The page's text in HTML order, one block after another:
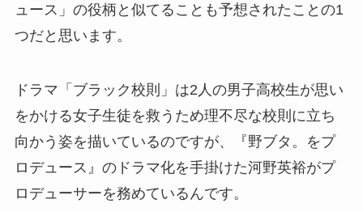
ュース」の役柄と似てることも予想されたことの1
つだと思います。
ドラマ「ブラック校則」は2人の男子高校生が思い
をかける女子生徒を救うため理不尽な校則に立ち
向かう姿を描いているのですが、『野ブタ。をプ
ロデュース』のドラマ化を手掛けた河野英裕がプ
ロデューサーを務めているんです。